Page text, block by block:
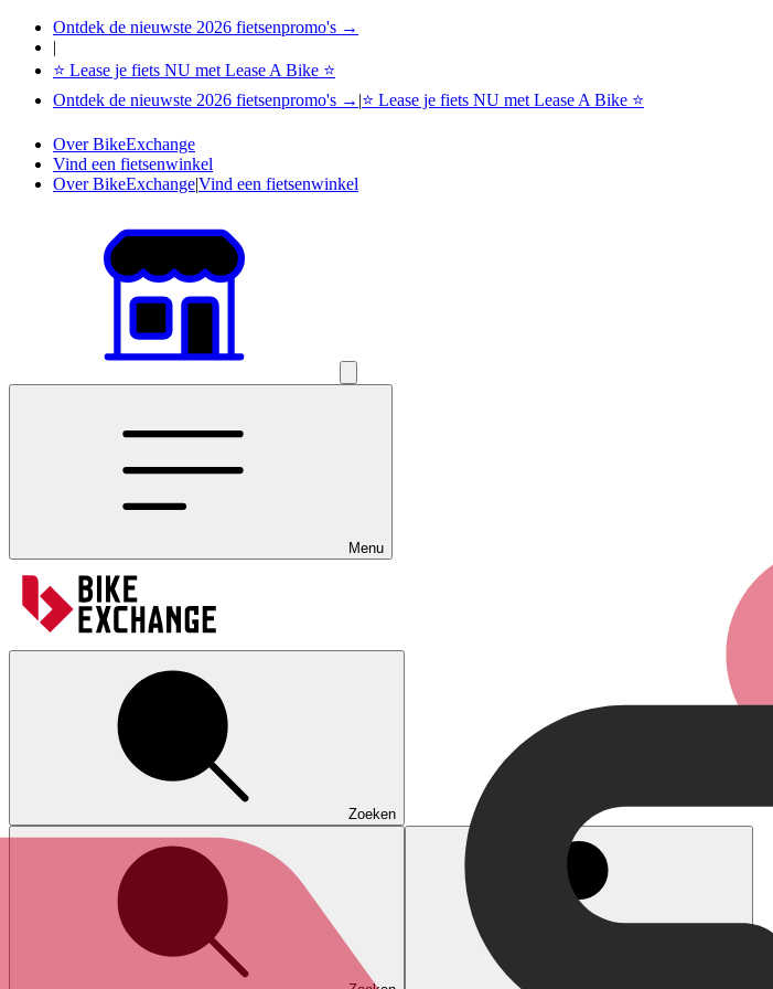
Ontdek de nieuwste 2026 fietsenpromo's →
|
⭐ Lease je fiets NU met Lease A Bike ⭐
Ontdek de nieuwste 2026 fietsenpromo's → |⭐ Lease je fiets NU met Lease A Bike ⭐
Over BikeExchange
Vind een fietsenwinkel
Over BikeExchange|Vind een fietsenwinkel
Menu
Zoeken